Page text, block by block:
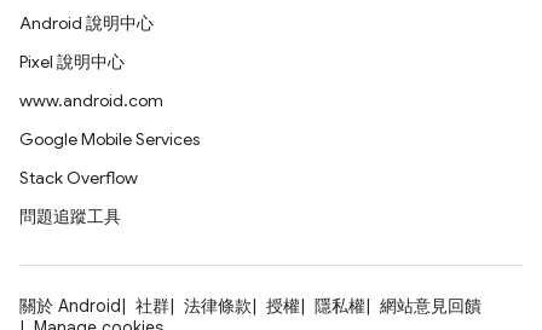
Android 說明中心
Pixel 說明中心
www.android.com
Google Mobile Services
Stack Overflow
問題追蹤工具
關於 Android 社群 法律條款 授權 隱私權
網站意見回饋